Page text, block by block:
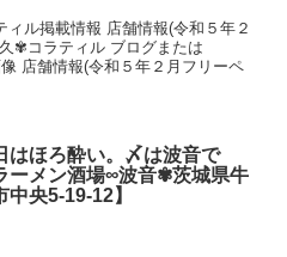
ル掲載情報 店舗情報(令和５年２
✾コラティル ブログまたは
店舗情報(令和５年２月フリーペ
はほろ酔い。〆は波音で
ーメン酒場∞波音✾茨城県牛
中央5-19-12】